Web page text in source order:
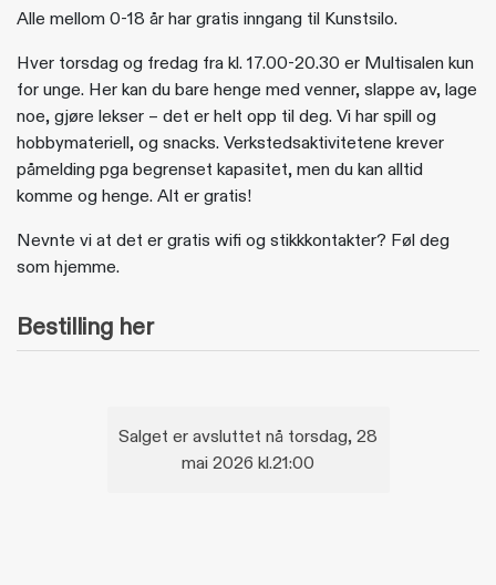
Alle mellom 0-18 år har gratis inngang til Kunstsilo.
Hver torsdag og fredag fra kl. 17.00-20.30 er Multisalen kun
for unge. Her kan du bare henge med venner, slappe av, lage
noe, gjøre lekser – det er helt opp til deg. Vi har spill og
hobbymateriell, og snacks. Verkstedsaktivitetene krever
påmelding pga begrenset kapasitet, men du kan alltid
komme og henge. Alt er gratis!
Nevnte vi at det er gratis wifi og stikkkontakter? Føl deg
som hjemme.
Bestilling her
Salget er avsluttet nå torsdag, 28
mai 2026 kl.21:00